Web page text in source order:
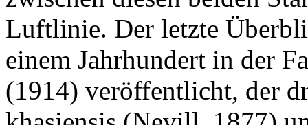
Luftlinie. Der letzte
einem Jahrhundert in der
(1914) veröffentlicht, der